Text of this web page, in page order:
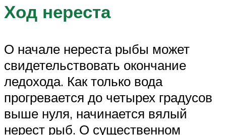
Ход нереста
О начале нереста рыбы может
свидетельствовать окончание
ледохода. Как только вода
прогревается до четырех градусов
выше нуля, начинается вялый
нерест рыб. О существенном